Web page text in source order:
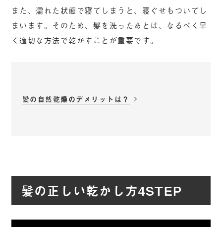
また、濡れた状態で寝てしまうと、寝ぐせもついてし
まいます。そのため、髪を洗ったあとは、なるべく早
く適切な方法で乾かすことが重要です。
髪の自然乾燥のデメリットは？
髪の正しい乾かし方4STEP